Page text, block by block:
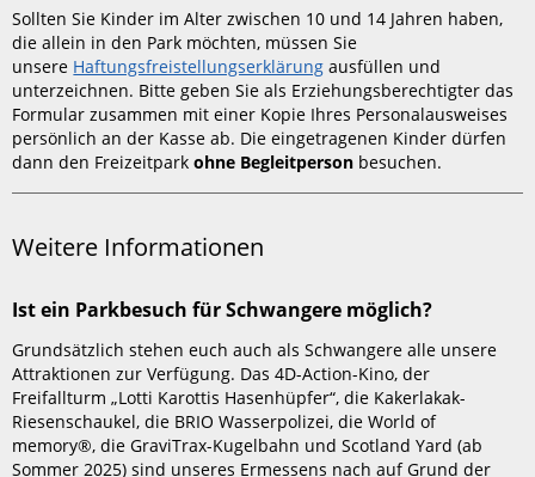
Sollten Sie Kinder im Alter zwischen 10 und 14 Jahren haben,
die allein in den Park möchten, müssen Sie
unsere Haftungsfreistellungserklärung ausfüllen und
unterzeichnen. Bitte geben Sie als Erziehungsberechtigter das
Formular zusammen mit einer Kopie Ihres Personalausweises
persönlich an der Kasse ab. Die eingetragenen Kinder dürfen
dann den Freizeitparkohne Begleitperson besuchen.
Weitere Informationen
Ist ein Parkbesuch für Schwangere möglich?
Grundsätzlich stehen euch auch als Schwangere alle unsere
Attraktionen zur Verfügung. Das 4D-Action-Kino, der
Freifallturm „Lotti Karottis Hasenhüpfer“, die Kakerlakak-
Riesenschaukel, die BRIO Wasserpolizei, die World of
memory®, die GraviTrax-Kugelbahn und Scotland Yard (ab
Sommer 2025) sind unseres Ermessens nach auf Grund der